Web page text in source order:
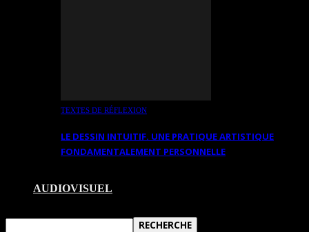
TEXTES DE RÉFLEXION
LE DESSIN INTUITIF. UNE PRATIQUE ARTISTIQUE
FONDAMENTALEMENT PERSONNELLE
AUDIOVISUEL